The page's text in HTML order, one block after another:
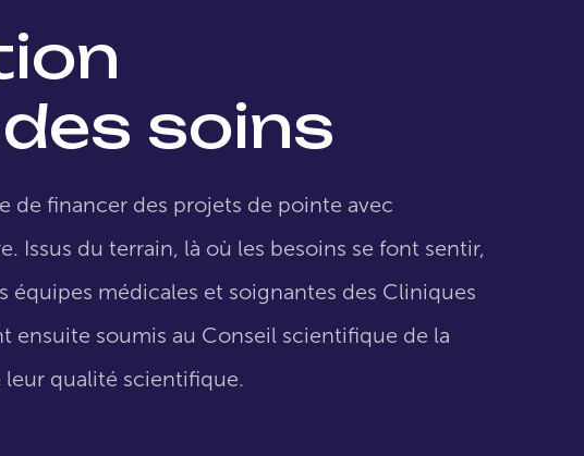
soins
de financer des projets de pointe avec
Issus du terrain, là où les besoins se font sentir,
équipes médicales et soignantes des Cliniques
ensuite soumis au Conseil scientifique de la
qualité scientifique.